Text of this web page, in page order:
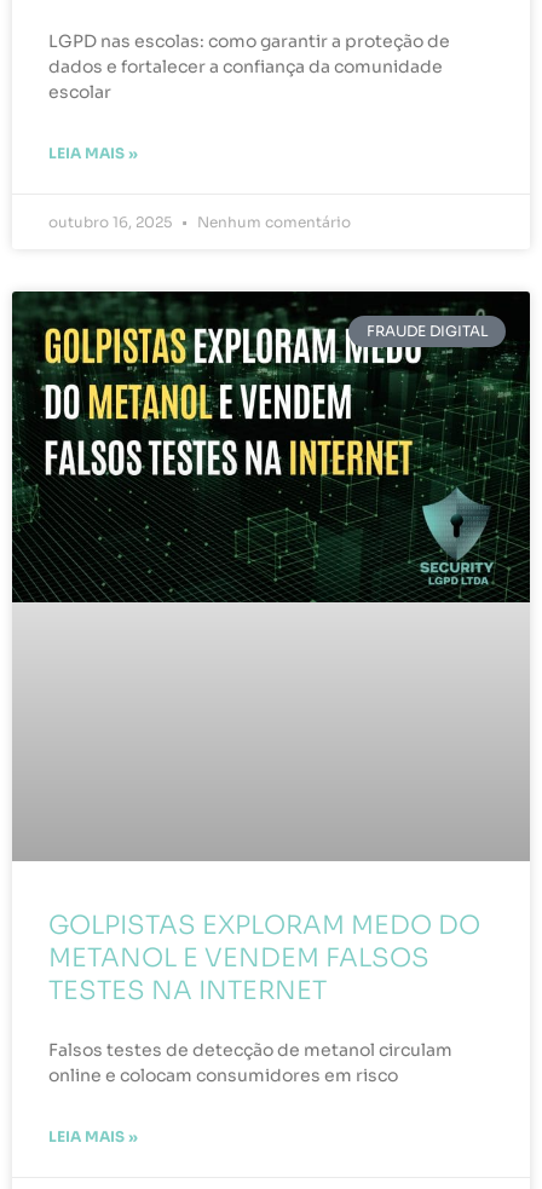
LGPD nas escolas: como garantir a proteção de
dados e fortalecer a confiança da comunidade
escolar
LEIA MAIS »
outubro 16, 2025 Nenhum comentário
FRAUDE DIGITAL
GOLPISTAS EXPLORAM MEDO DO
METANOL E VENDEM FALSOS
TESTES NA INTERNET
Falsos testes de detecção de metanol circulam
online e colocam consumidores em risco
LEIA MAIS »